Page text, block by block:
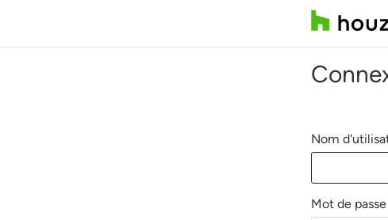
Nom
Mot de passe